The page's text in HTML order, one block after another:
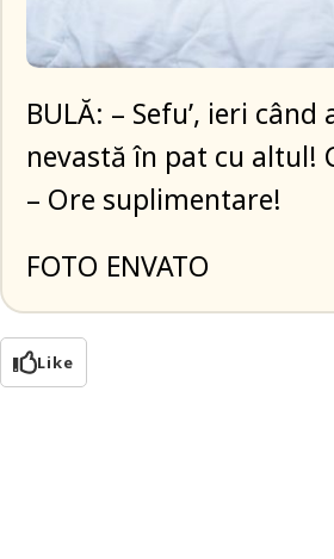
BULĂ: – Sefu’, ieri
nevastă în pat cu altul!
– Ore suplimentare!
FOTO ENVATO
Like